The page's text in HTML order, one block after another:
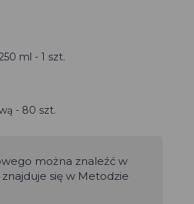
ml - 1 szt.
- 80 szt.
można znaleźć w
się w Metodzie